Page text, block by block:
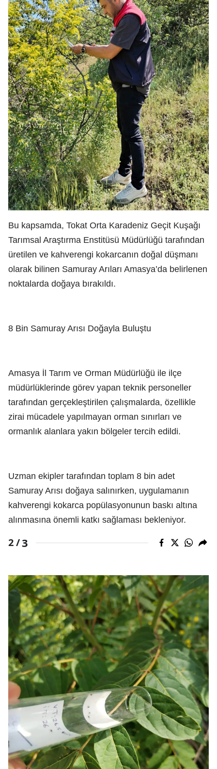
Bu kapsamda, Tokat Orta Karadeniz Geçit Kuşağı
Tarımsal Araştırma Enstitüsü Müdürlüğü tarafından
üretilen ve kahverengi kokarcanın doğal düşmanı
olarak bilinen Samuray Arıları Amasya’da belirlenen
noktalarda doğaya bırakıldı.
8 Bin Samuray Arısı Doğayla Buluştu
Amasya İl Tarım ve Orman Müdürlüğü ile ilçe
müdürlüklerinde görev yapan teknik personeller
tarafından gerçekleştirilen çalışmalarda, özellikle
zirai mücadele yapılmayan orman sınırları ve
ormanlık alanlara yakın bölgeler tercih edildi.
Uzman ekipler tarafından toplam 8 bin adet
Samuray Arısı doğaya salınırken, uygulamanın
kahverengi kokarca popülasyonunun baskı altına
alınmasına önemli katkı sağlaması bekleniyor.
2 /3